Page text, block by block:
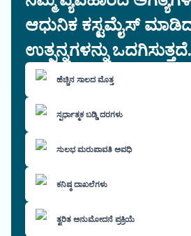
ಆಧುನಿಕ ಕಸ್ಟಮೈಸ್
ಉತ್ಪನ್ನಗಳನ್ನು ಒದಗಿಸುತ್ತದೆ.
ಹೆಚ್ಚಿನ ಸಾಲದ ಮೊತ್ತ
ಸ್ಪರ್ಧಾತ್ಮಕ ಬಡ್ಡಿ ದರಗಳು
ಸುಲಭ ಮರುಪಾವತಿ ಅವಧಿ
ಕನಿಷ್ಠ ದಾಖಲೆಗಳು
ತ್ವರಿತ ಅನುಮೋದನೆ ಪ್ರಕ್ರಿಯೆ